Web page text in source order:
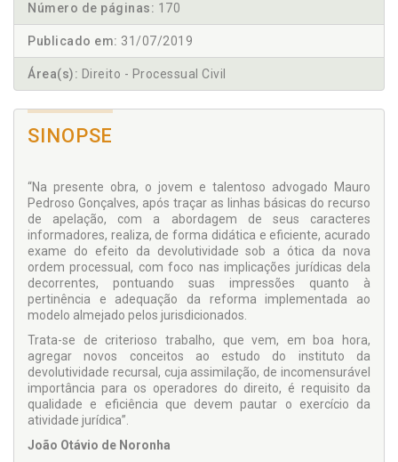
Número de páginas: 170
Publicado em: 31/07/2019
Área(s): Direito - Processual Civil
SINOPSE
“Na presente obra, o jovem e talentoso advogado Mauro
Pedroso Gonçalves, após traçar as linhas básicas do recurso
de apelação, com a abordagem de seus caracteres
informadores, realiza, de forma didática e eficiente, acurado
exame do efeito da devolutividade sob a ótica da nova
ordem processual, com foco nas implicações jurídicas dela
decorrentes, pontuando suas impressões quanto à
pertinência e adequação da reforma implementada ao
modelo almejado pelos jurisdicionados.
Trata-se de criterioso trabalho, que vem, em boa hora,
agregar novos conceitos ao estudo do instituto da
devolutividade recursal, cuja assimilação, de incomensurável
importância para os operadores do di­reito, é requisito da
qualidade e eficiência que devem pautar o exercício da
atividade jurídica”.
João Otávio de Noronha